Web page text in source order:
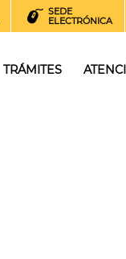
SEDE
ELECTRÓNICA
TRÁMITES